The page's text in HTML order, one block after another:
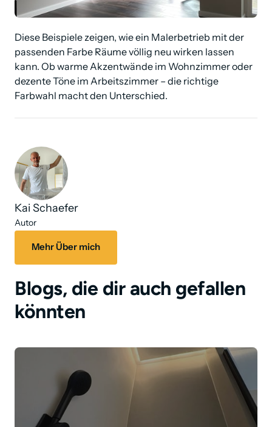
Diese Beispiele zeigen, wie ein Malerbetrieb mit der
passenden Farbe Räume völlig neu wirken lassen
kann. Ob warme Akzentwände im Wohnzimmer oder
dezente Töne im Arbeitszimmer – die richtige
Farbwahl macht den Unterschied.
Kai Schaefer
Autor
Mehr Über mich
Blogs, die dir auch gefallen
könnten